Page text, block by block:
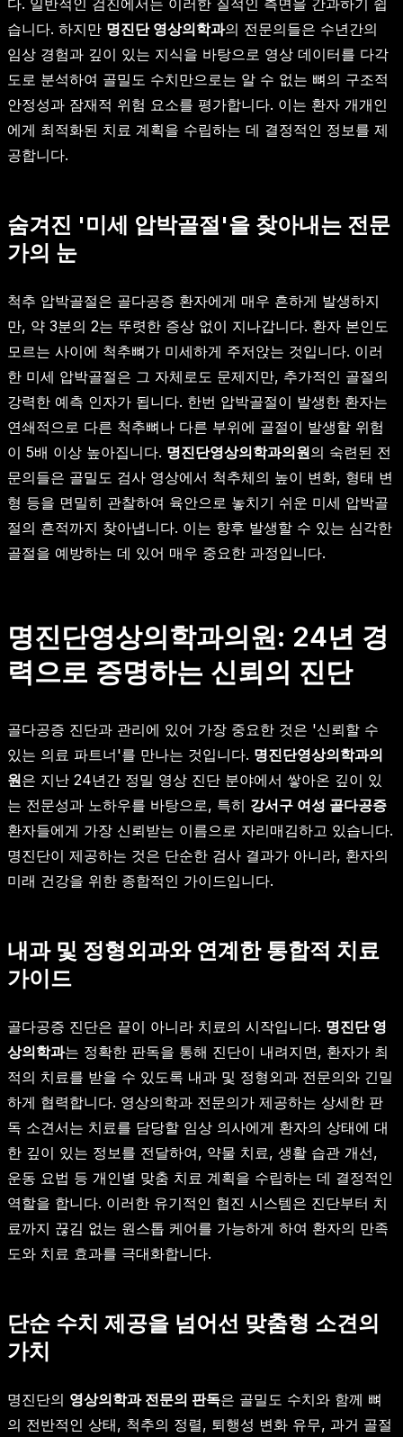
다. 일반적인 검진에서는 이러한 질적인 측면을 간과하기 쉽
습니다. 하지만 명진단 영상의학과의 전문의들은 수년간의
임상 경험과 깊이 있는 지식을 바탕으로 영상 데이터를 다각
도로 분석하여 골밀도 수치만으로는 알 수 없는 뼈의 구조적
안정성과 잠재적 위험 요소를 평가합니다. 이는 환자 개개인
에게 최적화된 치료 계획을 수립하는 데 결정적인 정보를 제
공합니다.
숨겨진 '미세 압박골절'을 찾아내는 전문
가의 눈
척추 압박골절은 골다공증 환자에게 매우 흔하게 발생하지
만, 약 3분의 2는 뚜렷한 증상 없이 지나갑니다. 환자 본인도
모르는 사이에 척추뼈가 미세하게 주저앉는 것입니다. 이러
한 미세 압박골절은 그 자체로도 문제지만, 추가적인 골절의
강력한 예측 인자가 됩니다. 한번 압박골절이 발생한 환자는
연쇄적으로 다른 척추뼈나 다른 부위에 골절이 발생할 위험
이 5배 이상 높아집니다. 명진단영상의학과의원의 숙련된 전
문의들은 골밀도 검사 영상에서 척추체의 높이 변화, 형태 변
형 등을 면밀히 관찰하여 육안으로 놓치기 쉬운 미세 압박골
절의 흔적까지 찾아냅니다. 이는 향후 발생할 수 있는 심각한
골절을 예방하는 데 있어 매우 중요한 과정입니다.
명진단영상의학과의원: 24년 경
력으로 증명하는 신뢰의 진단
골다공증 진단과 관리에 있어 가장 중요한 것은 '신뢰할 수
있는 의료 파트너'를 만나는 것입니다. 명진단영상의학과의
원은 지난 24년간 정밀 영상 진단 분야에서 쌓아온 깊이 있
는 전문성과 노하우를 바탕으로, 특히 강서구 여성 골다공증
환자들에게 가장 신뢰받는 이름으로 자리매김하고 있습니다.
명진단이 제공하는 것은 단순한 검사 결과가 아니라, 환자의
미래 건강을 위한 종합적인 가이드입니다.
내과 및 정형외과와 연계한 통합적 치료
가이드
골다공증 진단은 끝이 아니라 치료의 시작입니다. 명진단 영
상의학과는 정확한 판독을 통해 진단이 내려지면, 환자가 최
적의 치료를 받을 수 있도록 내과 및 정형외과 전문의와 긴밀
하게 협력합니다. 영상의학과 전문의가 제공하는 상세한 판
독 소견서는 치료를 담당할 임상 의사에게 환자의 상태에 대
한 깊이 있는 정보를 전달하여, 약물 치료, 생활 습관 개선,
운동 요법 등 개인별 맞춤 치료 계획을 수립하는 데 결정적인
역할을 합니다. 이러한 유기적인 협진 시스템은 진단부터 치
료까지 끊김 없는 원스톱 케어를 가능하게 하여 환자의 만족
도와 치료 효과를 극대화합니다.
단순 수치 제공을 넘어선 맞춤형 소견의
가치
명진단의 영상의학과 전문의 판독은 골밀도 수치와 함께 뼈
의 전반적인 상태, 척추의 정렬, 퇴행성 변화 유무, 과거 골절